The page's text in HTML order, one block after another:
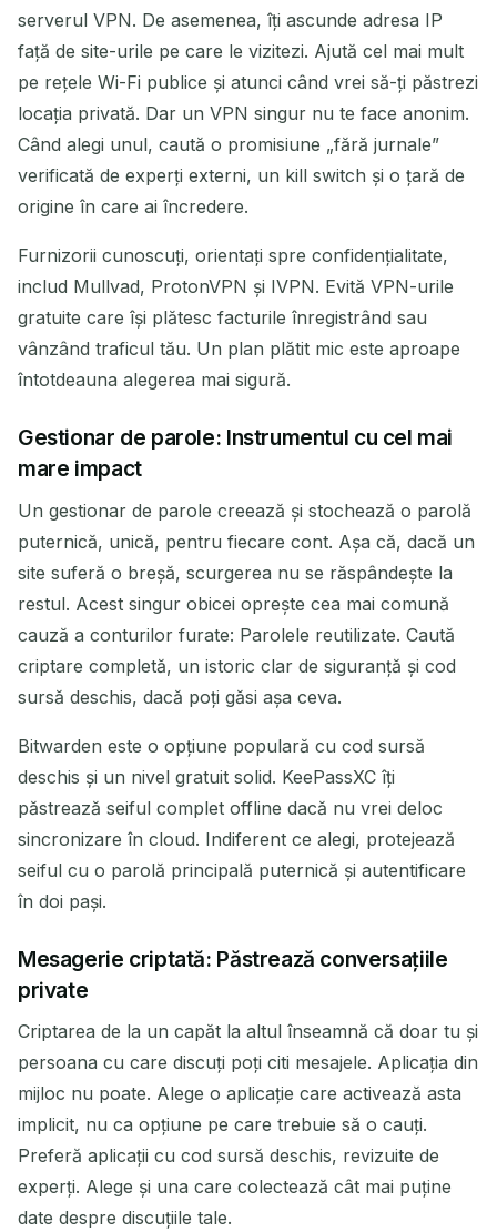
serverul VPN. De asemenea, îți ascunde adresa IP
față de site-urile pe care le vizitezi. Ajută cel mai mult
pe rețele Wi-Fi publice și atunci când vrei să-ți păstrezi
locația privată. Dar un VPN singur nu te face anonim.
Când alegi unul, caută o promisiune „fără jurnale”
verificată de experți externi, un kill switch și o țară de
origine în care ai încredere.
Furnizorii cunoscuți, orientați spre confidențialitate,
includ Mullvad, ProtonVPN și IVPN. Evită VPN-urile
gratuite care își plătesc facturile înregistrând sau
vânzând traficul tău. Un plan plătit mic este aproape
întotdeauna alegerea mai sigură.
Gestionar de parole: Instrumentul cu cel mai
mare impact
Un gestionar de parole creează și stochează o parolă
puternică, unică, pentru fiecare cont. Așa că, dacă un
site suferă o breșă, scurgerea nu se răspândește la
restul. Acest singur obicei oprește cea mai comună
cauză a conturilor furate: Parolele reutilizate. Caută
criptare completă, un istoric clar de siguranță și cod
sursă deschis, dacă poți găsi așa ceva.
Bitwarden este o opțiune populară cu cod sursă
deschis și un nivel gratuit solid. KeePassXC îți
păstrează seiful complet offline dacă nu vrei deloc
sincronizare în cloud. Indiferent ce alegi, protejează
seiful cu o parolă principală puternică și autentificare
în doi pași.
Mesagerie criptată: Păstrează conversațiile
private
Criptarea de la un capăt la altul înseamnă că doar tu și
persoana cu care discuți poți citi mesajele. Aplicația din
mijloc nu poate. Alege o aplicație care activează asta
implicit, nu ca opțiune pe care trebuie să o cauți.
Preferă aplicații cu cod sursă deschis, revizuite de
experți. Alege și una care colectează cât mai puține
date despre discuțiile tale.